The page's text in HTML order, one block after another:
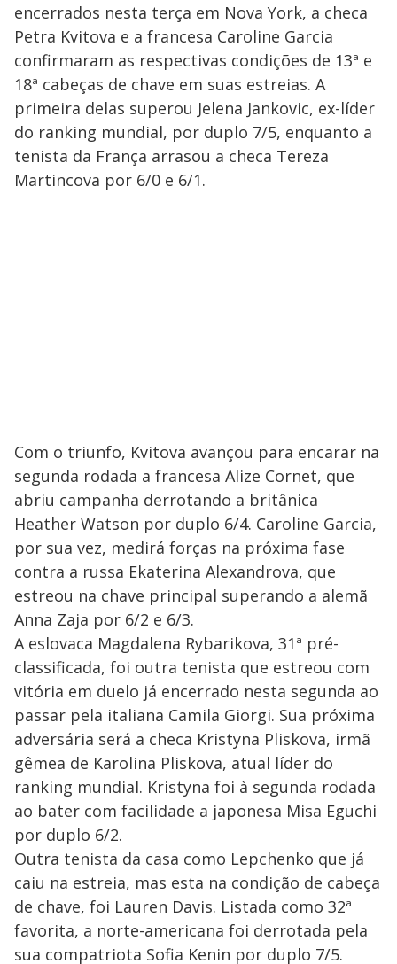
encerrados nesta terça em Nova York, a checa
Petra Kvitova e a francesa Caroline Garcia
confirmaram as respectivas condições de 13ª e
18ª cabeças de chave em suas estreias. A
primeira delas superou Jelena Jankovic, ex-líder
do ranking mundial, por duplo 7/5, enquanto a
tenista da França arrasou a checa Tereza
Martincova por 6/0 e 6/1.
Com o triunfo, Kvitova avançou para encarar na
segunda rodada a francesa Alize Cornet, que
abriu campanha derrotando a britânica
Heather Watson por duplo 6/4. Caroline Garcia,
por sua vez, medirá forças na próxima fase
contra a russa Ekaterina Alexandrova, que
estreou na chave principal superando a alemã
Anna Zaja por 6/2 e 6/3.
A eslovaca Magdalena Rybarikova, 31ª pré-
classificada, foi outra tenista que estreou com
vitória em duelo já encerrado nesta segunda ao
passar pela italiana Camila Giorgi. Sua próxima
adversária será a checa Kristyna Pliskova, irmã
gêmea de Karolina Pliskova, atual líder do
ranking mundial. Kristyna foi à segunda rodada
ao bater com facilidade a japonesa Misa Eguchi
por duplo 6/2.
Outra tenista da casa como Lepchenko que já
caiu na estreia, mas esta na condição de cabeça
de chave, foi Lauren Davis. Listada como 32ª
favorita, a norte-americana foi derrotada pela
sua compatriota Sofia Kenin por duplo 7/5.